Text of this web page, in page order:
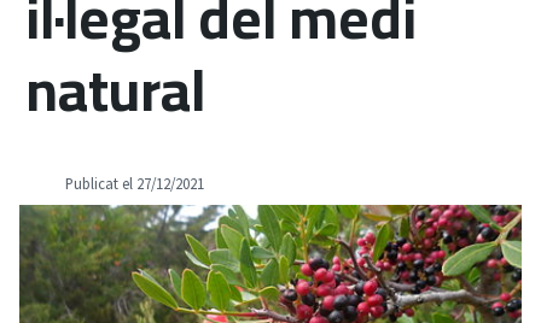
natural
Publicat el 27/12/2021